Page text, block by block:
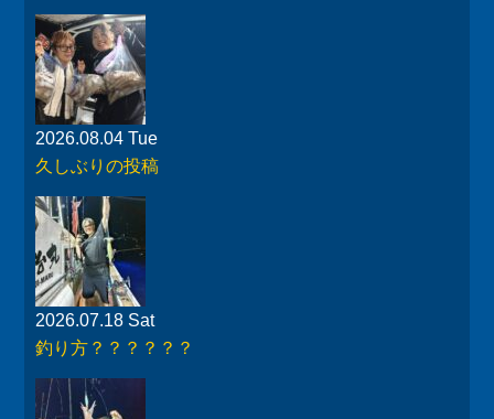
2026.08.04 Tue
久しぶりの投稿
2026.07.18 Sat
釣り方？？？？？？